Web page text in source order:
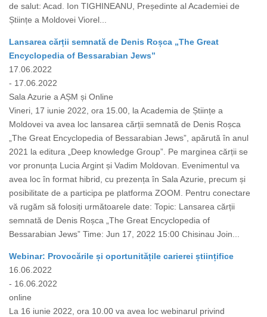
de salut: Acad. Ion TIGHINEANU, Președinte al Academiei de
Științe a Moldovei Viorel...
Lansarea cărții semnată de Denis Roșca „The Great
Encyclopedia of Bessarabian Jews”
17.06.2022
- 17.06.2022
Sala Azurie a AȘM și Online
Vineri, 17 iunie 2022, ora 15.00, la Academia de Științe a
Moldovei va avea loc lansarea cărții semnată de Denis Roșca
„The Great Encyclopedia of Bessarabian Jews”, apărută în anul
2021 la editura „Deep knowledge Group”. Pe marginea cărții se
vor pronunța Lucia Argint și Vadim Moldovan. Evenimentul va
avea loc în format hibrid, cu prezența în Sala Azurie, precum și
posibilitate de a participa pe platforma ZOOM. Pentru conectare
vă rugăm să folosiți următoarele date: Topic: Lansarea cărții
semnată de Denis Roșca „The Great Encyclopedia of
Bessarabian Jews” Time: Jun 17, 2022 15:00 Chisinau Join...
Webinar: Provocările și oportunitățile carierei științifice
16.06.2022
- 16.06.2022
online
La 16 iunie 2022, ora 10.00 va avea loc webinarul privind